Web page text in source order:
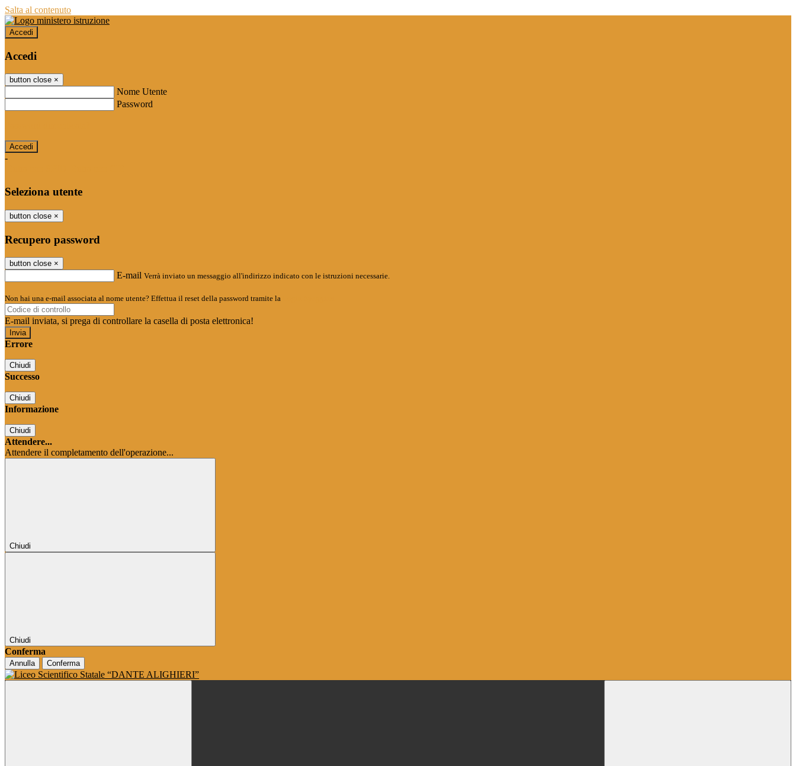
Salta al contenuto
Accedi
Accedi
button close ×
Nome Utente
Password
-
Seleziona utente
button close ×
Recupero password
button close ×
E-mail Verrà inviato un messaggio all'indirizzo indicato con le istruzioni necessarie.
Non hai una e-mail associata al nome utente? Effettua il reset della password tramite la
E-mail inviata, si prega di controllare la casella di posta elettronica!
Errore
Chiudi
Successo
Chiudi
Informazione
Chiudi
Attendere...
Attendere il completamento dell'operazione...
Chiudi
Chiudi
Conferma
Annulla Conferma